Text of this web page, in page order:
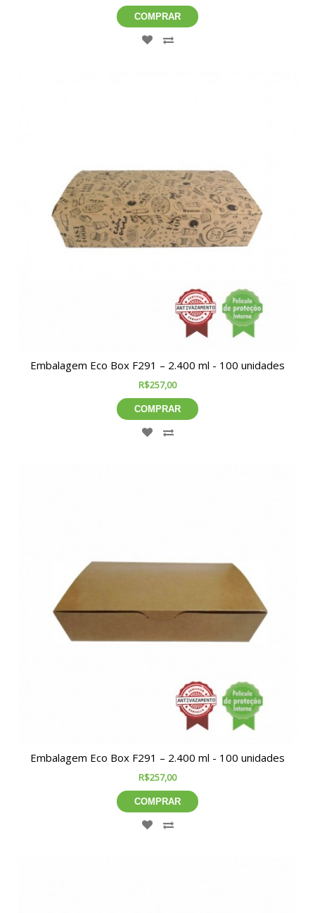
COMPRAR
Embalagem Eco Box F291 – 2.400 ml - 100 unidades
R$257,00
COMPRAR
Embalagem Eco Box F291 – 2.400 ml - 100 unidades
R$257,00
COMPRAR